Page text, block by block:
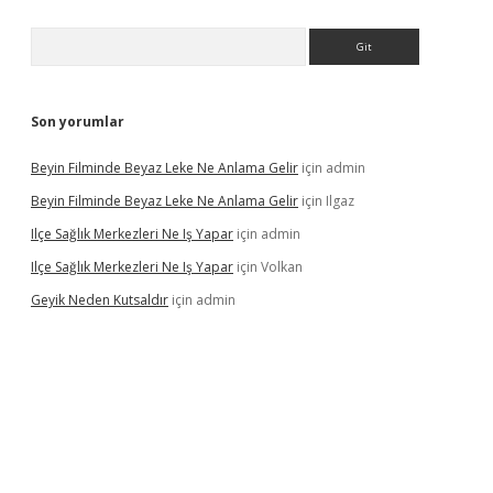
Son yorumlar
Beyin Filminde Beyaz Leke Ne Anlama Gelir için admin
Beyin Filminde Beyaz Leke Ne Anlama Gelir için Ilgaz
Ilçe Sağlık Merkezleri Ne Iş Yapar için admin
Ilçe Sağlık Merkezleri Ne Iş Yapar için Volkan
Geyik Neden Kutsaldır için admin